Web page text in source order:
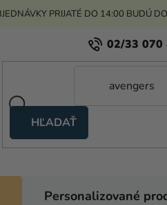
PRIJATÉ DO 14:00 BUDÚ
02/33 070
HĽADAŤ
Personalizované